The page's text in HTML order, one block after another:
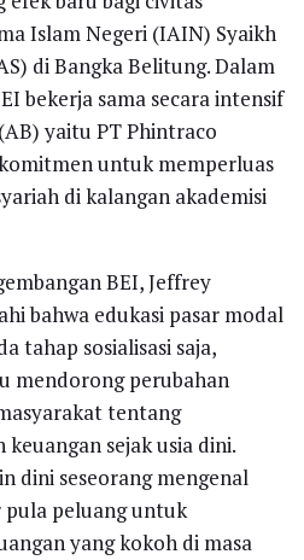
Islam Negeri (IAIN) Syaikh
di Bangka Belitung. Dalam
bekerja sama secara intensif
yaitu PT Phintraco
untuk memperluas
di kalangan akademisi
BEI, Jeffrey
bahwa edukasi pasar modal
tahap sosialisasi saja,
mendorong perubahan
tentang
sejak usia dini.
dini seseorang mengenal
pula peluang untuk
yang kokoh di masa